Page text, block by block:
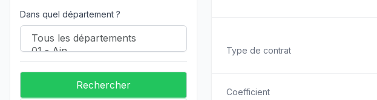
Dans quel département ?
Type de contrat
Coefficient